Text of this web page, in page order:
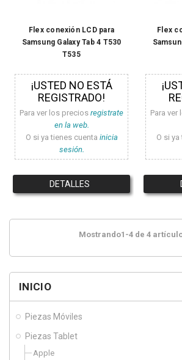
INICIO
Piezas Móviles
Piezas Tablet
Apple
Flex conexión LCD para
Samsung Galaxy Tab 4 T530
T535
¡USTED NO ESTÁ
REGISTRADO!
Para ver los precios registrate
en la web.
O si ya tienes cuenta inicia
sesión.
DETALLES
Flex
Para
O si
Mostrando1-4 de 4